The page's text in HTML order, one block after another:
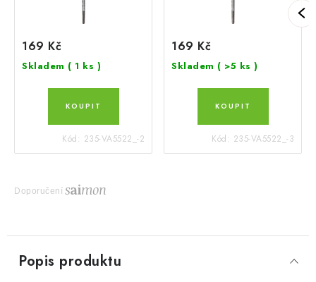
169 Kč
Skladem ( 1 ks )
Kód: 235-VA5522_-2
169 Kč
Skladem ( >5 ks )
Kód: 235-VA5522_-3
Doporučení
Popis produktu